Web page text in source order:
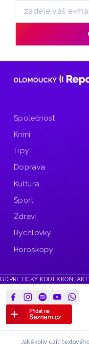
Společnost
Krimi
Tipy
Doprava
Kultura
Sport
Zdraví
Rychlovky
Horoskopy
GDPR ETICKÝ KODEX
Jakékoliv užití